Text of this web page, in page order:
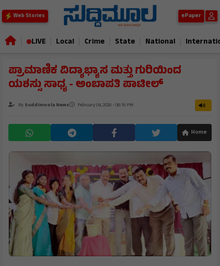
Web Stories ePaper
LIVE Local Crime State National
ಪ್ರಾಮಾಣಿಕ ವಿದ್ಯಾಭ್ಯಾಸ ಮತ್ತು ಗುರಿಯಿಂದ
ಯಶಸ್ಸು ಸಾಧ್ಯ - ಅಂಬಾಪತಿ ಪಾಟೀಲ್
BySuddimoola News February 04, 2026 - 06:16 PM
Home